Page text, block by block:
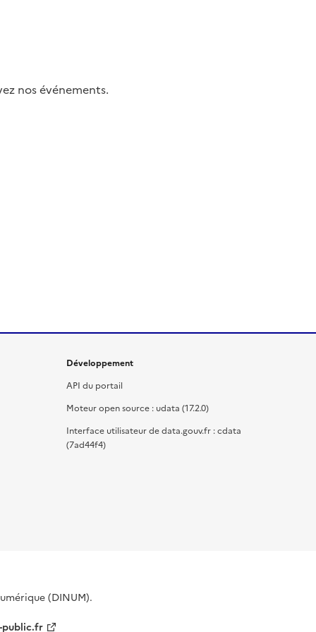
nos événements.
Développement
API du portail
Moteur open source : udata (17.2.0)
Interface utilisateur de data.gouv.fr : cdata
(7ad44f4)
(DINUM).
public.fr